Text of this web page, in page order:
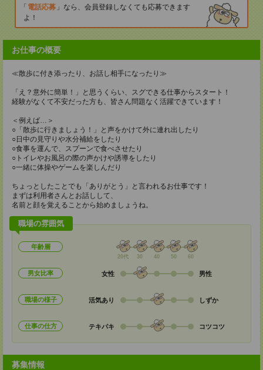
電話応募
なら、会員登録しなくても応募できます
よ！
お仕事の概要
≪散歩に付き添ったり、お話し相手になったり≫
「え？意外に簡単！」と思うくらい、スグできる仕事からスタート！
経験がなくて不安だった方も、皆さん問題なく活躍できています！
＜例えば…＞
○「散歩に行きましょう！」と声をかけて外に連れ出したり
○日中の見守りや水分補給をしたり
○食事を運んで、スプーンで食べさせたり
○トイレやお風呂の際の声かけや誘導をしたり
○一緒に体操やゲームを楽しんだり
ちょっとしたことでも「ありがとう」と言われるお仕事です！
まずは利用者さんとお話しして、
名前と顔を覚えることから始めましょうね。
職場の雰囲気
年齢層
20代 30 40 50 60
男女比率 女性 男性
職場の様子 活気あり しずか
仕事の仕方 テキパキ コツコツ
募集情報